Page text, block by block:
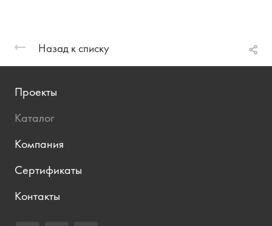
Назад к списку
Проекты
Каталог
Компания
Сертификаты
Контакты